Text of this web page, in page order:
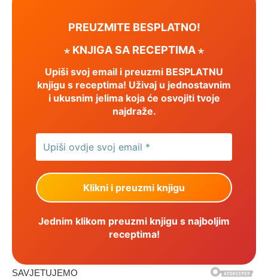
PREUZMITE BESPLATNO!
⋆ KNJIGA SA RECEPTIMA ⋆
Upiši svoj email i preuzmi BESPLATNU
knjigu s receptima! Uživaj u jednostavnim
i ukusnim jelima koja će osvojiti tvoje
najdraže.
Jednim klikom preuzmi knjigu s najboljim
receptima!